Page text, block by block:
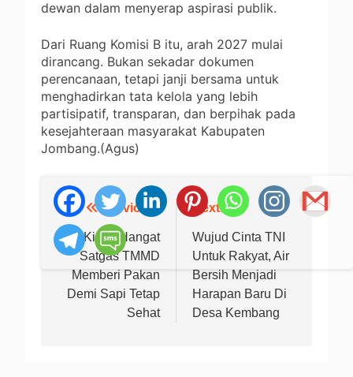
dewan dalam menyerap aspirasi publik.
Dari Ruang Komisi B itu, arah 2027 mulai
dirancang. Bukan sekadar dokumen
perencanaan, tetapi janji bersama untuk
menghadirkan tata kelola yang lebih
partisipatif, transparan, dan berpihak pada
kesejahteraan masyarakat Kabupaten
Jombang.(Agus)
Navigasi
pos
Previous:
‎Kisah Hangat
Satgas TMMD
Memberi Pakan
Demi Sapi Tetap
Sehat
Next:
Wujud Cinta TNI
Untuk Rakyat, Air
Bersih Menjadi
Harapan Baru Di
Desa Kembang